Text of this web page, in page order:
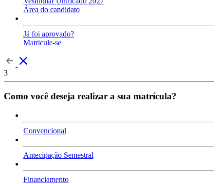
Área do candidato
Já foi aprovado?
Matricule-se
3
Como você deseja realizar a sua matrícula?
Convencional
Antecipação Semestral
Financiamento